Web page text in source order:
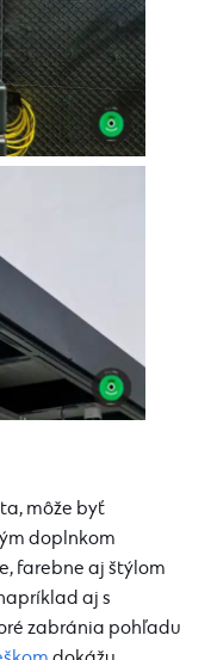
môže byť
doplnkom
farebne aj štýlom
aj s
zabránia pohľadu